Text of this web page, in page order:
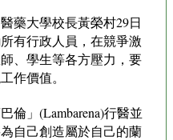
藥大學校長黃榮村29日
有行政人員，在競爭激
、學生等各方壓力，要
作價值。
倫」(Lambarena)行醫並
自己創造屬於自己的蘭